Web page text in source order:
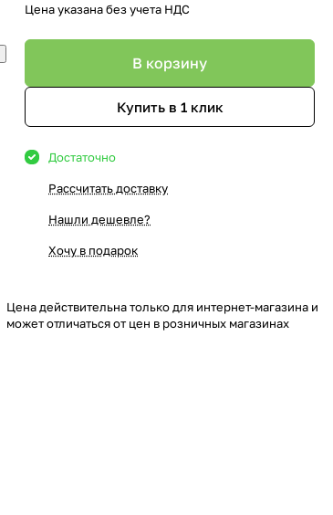
Цена указана без учета НДС
В корзину
Купить в 1 клик
Достаточно
Рассчитать доставку
Нашли дешевле?
Хочу в подарок
Цена действительна только для интернет-магазина и
может отличаться от цен в розничных магазинах